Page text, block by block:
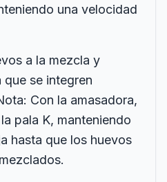
una velocidad
a la mezcla y
que se integren
Con la amasadora,
pala K, manteniendo
hasta que los huevos